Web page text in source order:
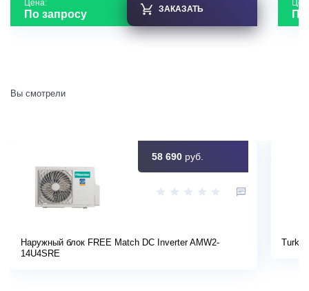
Цена:
По запросу ЗАКАЗАТЬ По
Вы смотрели
58 690 руб.
Наружный блок FREE Match DC Inverter AMW2-
14U4SRE